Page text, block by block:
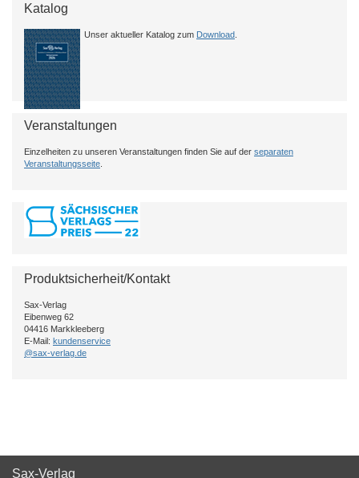
Katalog
Unser aktueller Katalog zum Download
Veranstaltungen
Einzelheiten zu unseren Veranstaltungen finden Sie auf der separaten
Veranstaltungsseite
Produktsicherheit/Kontakt
Sax-Verlag
Eibenweg 62
04416 Markkleeberg
E-Mail: kundenservice
@sax-verlag.de
Sax-Verlag